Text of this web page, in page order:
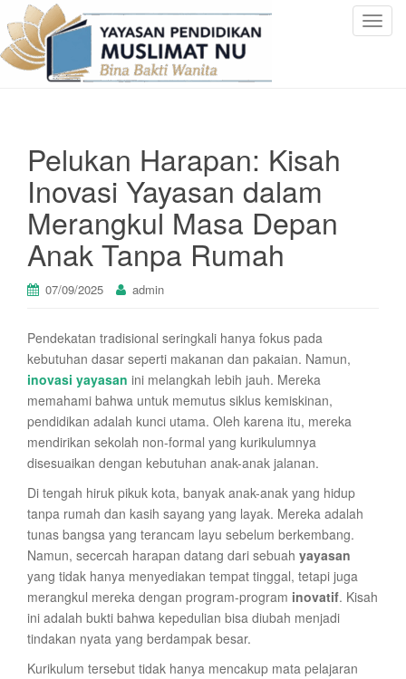
T
Pelukan Harapan: Kisah
Inovasi Yayasan dalam
Merangkul Masa Depan
Anak Tanpa Rumah
07/09/2025 admin
Pendekatan tradisional seringkali hanya fokus pada
kebutuhan dasar seperti makanan dan pakaian. Namun,
inovasi yayasan ini melangkah lebih jauh. Mereka
memahami bahwa untuk memutus siklus kemiskinan,
pendidikan adalah kunci utama. Oleh karena itu, mereka
mendirikan sekolah non-formal yang kurikulumnya
disesuaikan dengan kebutuhan anak-anak jalanan.
Di tengah hiruk pikuk kota, banyak anak-anak yang hidup
tanpa rumah dan kasih sayang yang layak. Mereka adalah
tunas bangsa yang terancam layu sebelum berkembang.
Namun, secercah harapan datang dari sebuah yayasan
yang tidak hanya menyediakan tempat tinggal, tetapi juga
merangkul mereka dengan program-program inovatif. Kisah
ini adalah bukti bahwa kepedulian bisa diubah menjadi
tindakan nyata yang berdampak besar.
Kurikulum tersebut tidak hanya mencakup mata pelajaran